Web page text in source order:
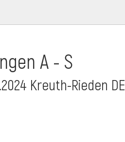
A - S
Kreuth-Rieden DE